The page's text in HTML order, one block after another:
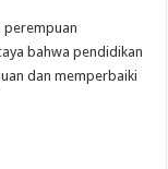
perempuan
bahwa pendidikan
dan memperbaiki